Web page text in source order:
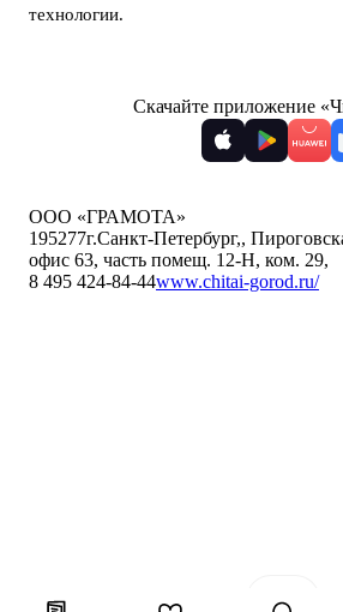
технологии.
Скачайте приложение
ООО «ГРАМОТА»
195277г.Санкт-Петербург,,
офис 63, часть помещ. 12-Н, ком. 29,
8 495 424-84-44www.chitai-gorod.ru/